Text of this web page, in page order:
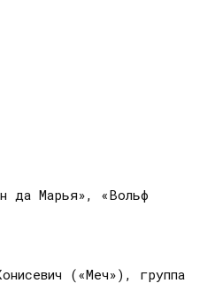
да Марья», «Вольф
(«Меч»), группа